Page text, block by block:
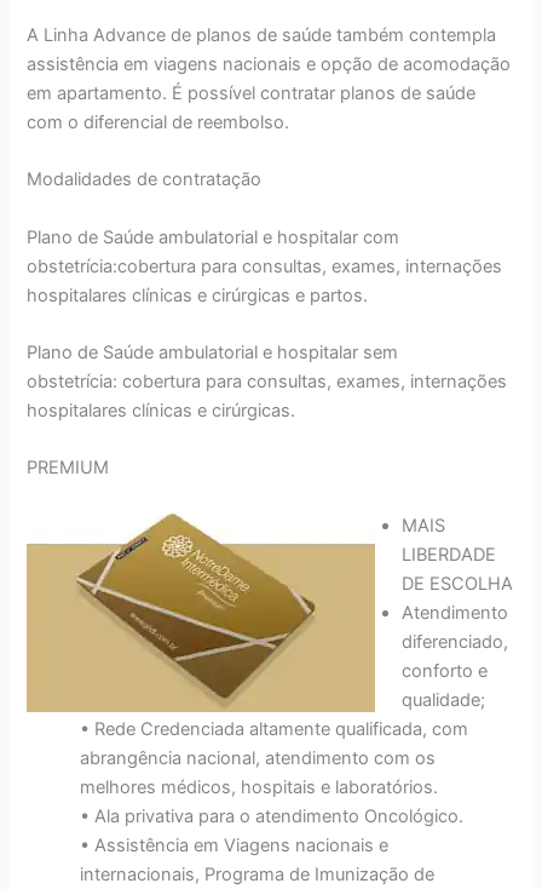
A Linha Advance de planos de saúde também contempla
assistência em viagens nacionais e opção de acomodação
em apartamento. É possível contratar planos de saúde
com o diferencial de reembolso.
Modalidades de contratação
Plano de Saúde ambulatorial e hospitalar com
obstetrícia:cobertura para consultas, exames, internações
hospitalares clínicas e cirúrgicas e partos.
Plano de Saúde ambulatorial e hospitalar sem
obstetrícia: cobertura para consultas, exames, internações
hospitalares clínicas e cirúrgicas.
PREMIUM
MAIS
LIBERDADE
DE ESCOLHA
Atendimento
diferenciado,
conforto e
qualidade;
• Rede Credenciada altamente qualificada, com
abrangência nacional, atendimento com os
melhores médicos, hospitais e laboratórios.
• Ala privativa para o atendimento Oncológico.
• Assistência em Viagens nacionais e
internacionais, Programa de Imunização de